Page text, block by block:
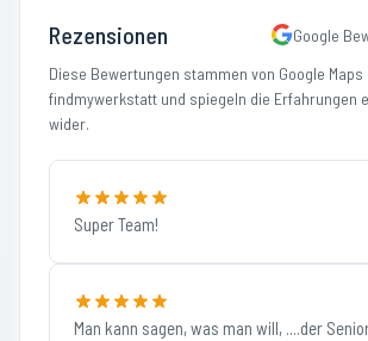
Rezensionen Google
Diese Bewertungen stammen von Google Maps
findmywerkstatt und spiegeln die Erfahrungen
wider.
Super Team!
Man kann sagen, was man will, ....der